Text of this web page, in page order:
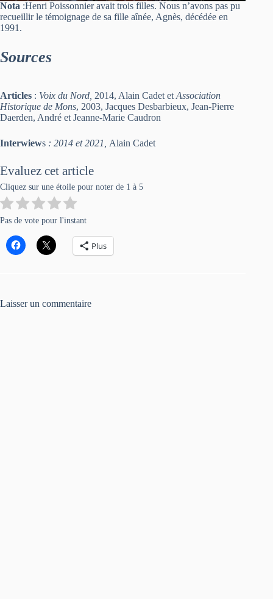
Nota :Henri Poissonnier avait trois filles. Nous n’avons pas pu
recueillir le témoignage de sa fille aînée, Agnès, décédée en
1991.
Sources
Articles : Voix du Nord, 2014, Alain Cadet et Association
Historique de Mons, 2003, Jacques Desbarbieux, Jean-Pierre
Daerden, André et Jeanne-Marie Caudron
Interwiews : 2014 et 2021, Alain Cadet
Evaluez cet article
Cliquez sur une étoile pour noter de 1 à 5
Pas de vote pour l'instant
Plus
Laisser un commentaire